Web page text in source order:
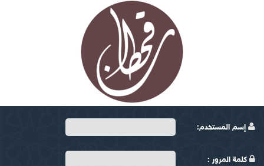
إسم المستخدم:
كلمة المرور :